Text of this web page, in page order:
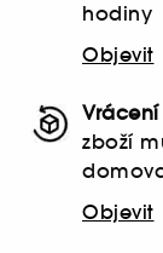
hodiny
Objevit
Vrácení
zboží
Objevit